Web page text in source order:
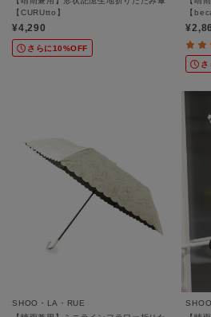
【CURUtto】
¥4,290
さらに10%OFF
【
SHOO・LA・RUE